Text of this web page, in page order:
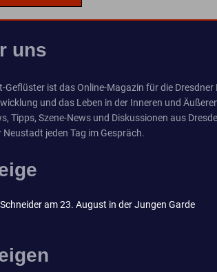
uns
Geflüster ist das Online-Magazin für die
und das Leben in der Inneren und
Tipps, Szene-News und Diskussionen aus
Neustadt jeden Tag im Gespräch.